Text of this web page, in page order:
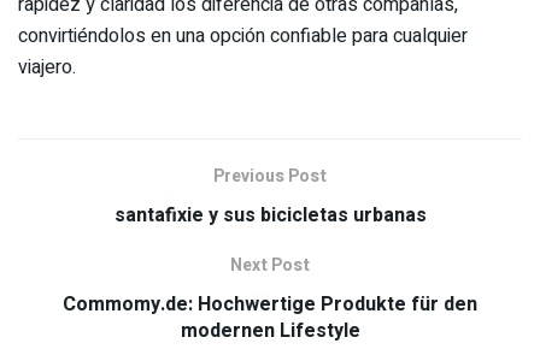
convirtiéndolos en una opción confiable para cualquier
viajero.
Previous Post
santafixie y sus bicicletas urbanas
Next Post
Commomy.de: Hochwertige Produkte für den
modernen Lifestyle